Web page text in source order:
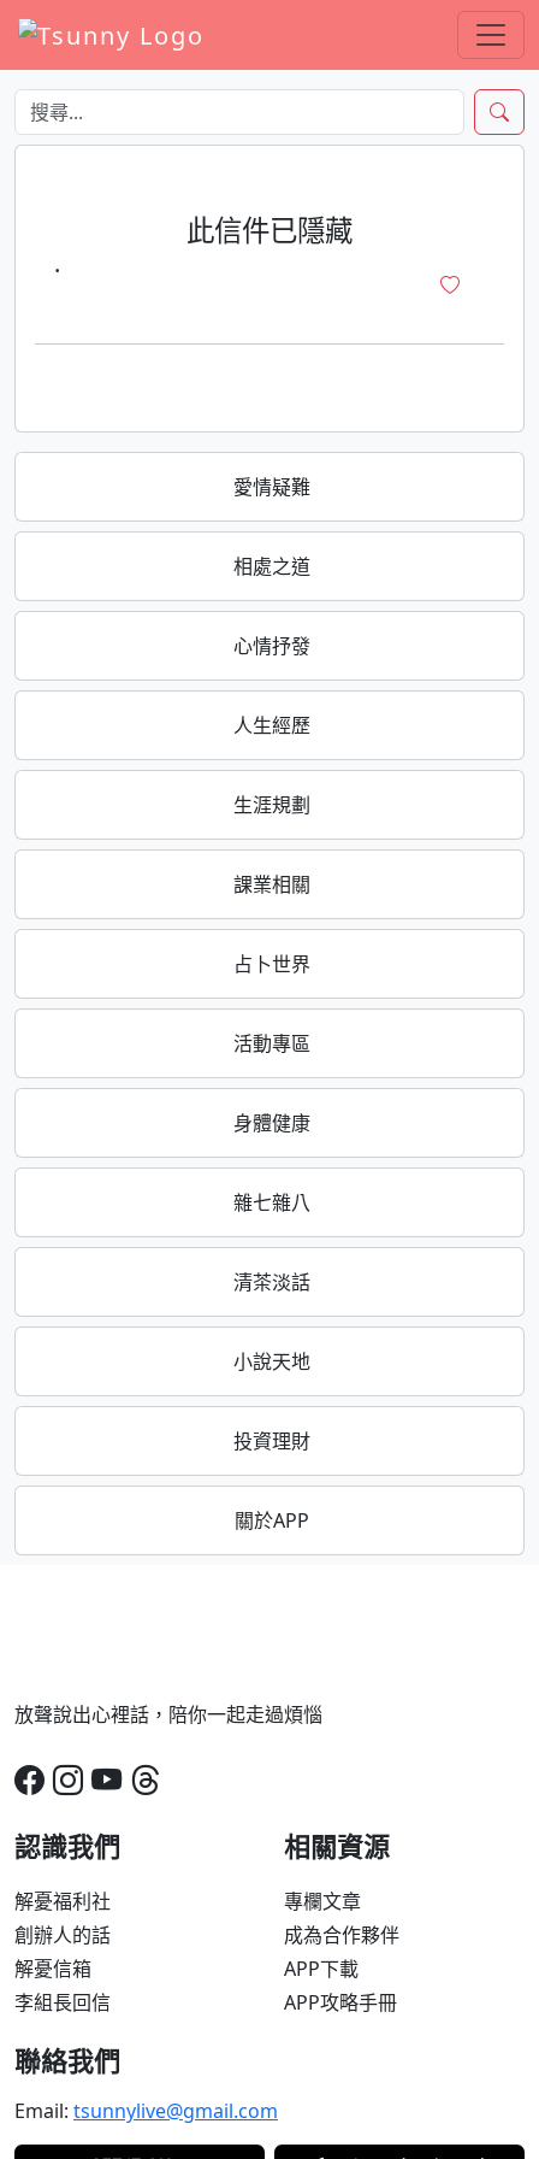
愛情疑難
相處之道
心情抒發
人生經歷
生涯規劃
課業相關
占卜世界
活動專區
身體健康
雜七雜八
清茶淡話
小說天地
投資理財
關於APP
此信件已隱藏
·
放聲說出心裡話，陪你一起走過煩惱
認識我們
解憂福利社
創辦人的話
解憂信箱
李組長回信
相關資源
專欄文章
成為合作夥伴
APP下載
APP攻略手冊
聯絡我們
Email: tsunnylive@gmail.com